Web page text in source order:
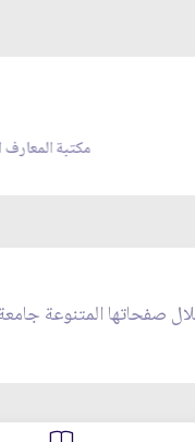
مكتبة
صفحاتها المتنوعة